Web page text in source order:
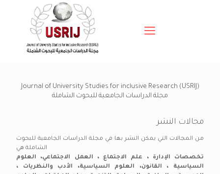
Journal of University Studies for inclusive Research (USRIJ)
مجلة الدراسات الجامعية للبحوث الشاملة
مجالات النشر
من المجالات التي يمكن النشر بها في مجلة الدراسات الجامعية للبحوث
الشاملة هي
تخصصات الإدارة ، علم الاجتماع ، العمل الاجتماعي، العلوم
السياسية ، القانون، العلوم السياسية، الأدب والنظريات ،